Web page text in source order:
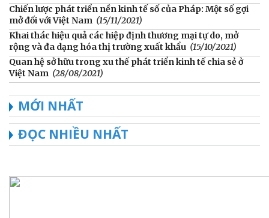
Chiến lược phát triển nền kinh tế số của Pháp: Một số gợi
mở đối với Việt Nam (15/11/2021)
Khai thác hiệu quả các hiệp định thương mại tự do, mở
rộng và đa dạng hóa thị trường xuất khẩu (15/10/2021)
Quan hệ sở hữu trong xu thế phát triển kinh tế chia sẻ ở
Việt Nam (28/08/2021)
MỚI NHẤT
ĐỌC NHIỀU NHẤT